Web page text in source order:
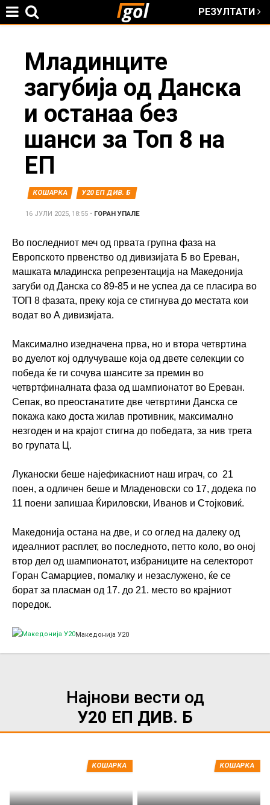
РЕЗУЛТАТИ
here
Младинците
загубија од Данска
и останаа без
шанси за Топ 8 на
ЕП
КОШАРКА У20 ЕП ДИВ. Б
16 ЈУЛИ 2025, 18:55 • ГОРАН УПАЛЕ
Во последниот меч од првата групна фаза на
Европското првенство од дивизијата Б во Ереван,
машката младинска репрезентација на Македонија
загуби од Данска со 89-85 и не успеа да се пласира во
ТОП 8 фазата, преку која се стигнува до местата кои
водат во А дивизијата.
Максимално изедначена прва, но и втора четвртина
во дуелот кој одлучуваше која од двете селекции со
победа ќе ги сочува шансите за премин во
четвртфиналната фаза од шампионатот во Ереван.
Сепак, во преостанатите две четвртини Данска се
покажа како доста жилав противник, максимално
незгоден и на крајот стигна до победата, за нив трета
во групата Ц.
Луканоски беше најефикасниот наш играч, со 21
поен, а одличен беше и Младеновски со 17, додека по
11 поени запишаа Ќириловски, Иванов и Стојковиќ.
Македонија остана на две, и со оглед на далеку од
идеалниот расплет, во последното, петто коло, во оној
втор дел од шампионатот, избраниците на селекторот
Горан Самарциев, помалку и незаслужено, ќе се
борат за пласман од 17. до 21. место во крајниот
поредок.
Македонија У20
Најнови вести од
У20 ЕП ДИВ. Б
КОШАРКА КОШАРКА